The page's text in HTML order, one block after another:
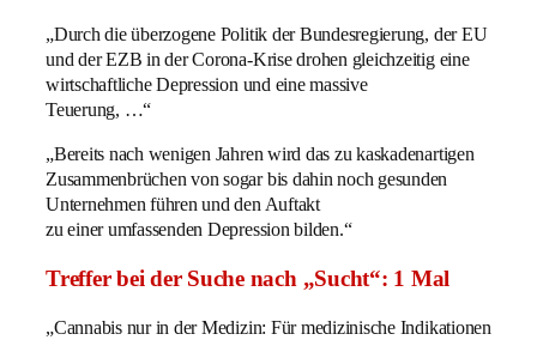
„Durch die überzogene Politik der Bundesregierung, der EU
und der EZB in der Corona-Krise drohen gleichzeitig eine
wirtschaftliche Depression und eine massive
Teuerung, …“
„Bereits nach wenigen Jahren wird das zu kaskadenartigen
Zusammenbrüchen von sogar bis dahin noch gesunden
Unternehmen führen und den Auftakt
zu einer umfassenden Depression bilden.“
Treffer bei der Suche nach „Sucht“: 1 Mal
„Cannabis nur in der Medizin: Für medizinische Indikationen